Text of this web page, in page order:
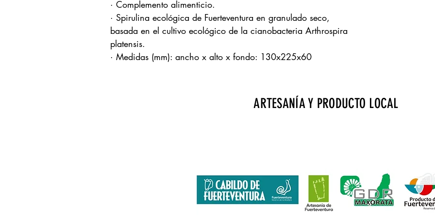
· Complemento alimenticio.
· Spirulina ecológica de Fuerteventura en granulado seco,
basada en el cultivo ecológico de la cianobacteria Arthrospira
platensis.
· Medidas (mm): ancho x alto x fondo: 130x225x60
ARTESANÍA Y PRODUCTO LOCAL